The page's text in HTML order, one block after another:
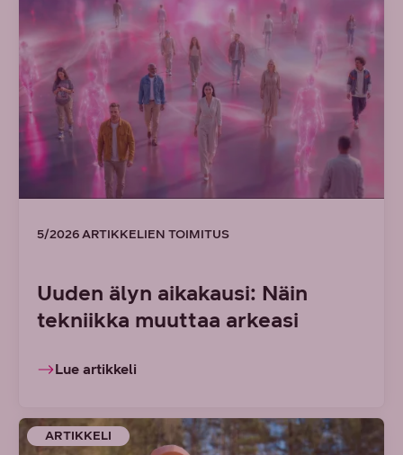
5/2026 ARTIKKELIEN TOIMITUS
Uuden älyn aikakausi: Näin
tekniikka muuttaa arkeasi
Lue artikkeli
ARTIKKELI